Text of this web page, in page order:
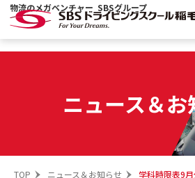
物流のメガベンチャー SBSグループ
ニュース＆お
TOP ニュース＆お知らせ